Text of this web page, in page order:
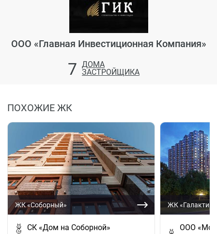
ООО «Главная Инвестиционная Компания»
7 ДОМА
ЗАСТРОЙЩИКА
ПОХОЖИЕ ЖК
ЖК «Соборный»
СК «Дом на Соборной»
ЖК
ООО